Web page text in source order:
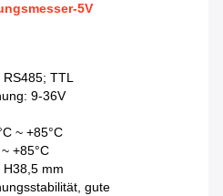
5V
TTL
9-36V
~ +85°C
+85°C
mm
gute